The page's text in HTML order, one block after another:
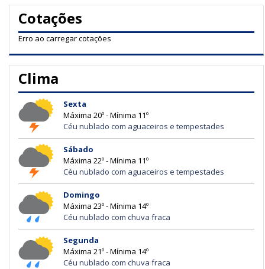
Cotações
Erro ao carregar cotações
Clima
Sexta
Máxima 20º - Mínima 11º
Céu nublado com aguaceiros e tempestades
Sábado
Máxima 22º - Mínima 11º
Céu nublado com aguaceiros e tempestades
Domingo
Máxima 23º - Mínima 14º
Céu nublado com chuva fraca
Segunda
Máxima 21º - Mínima 14º
Céu nublado com chuva fraca